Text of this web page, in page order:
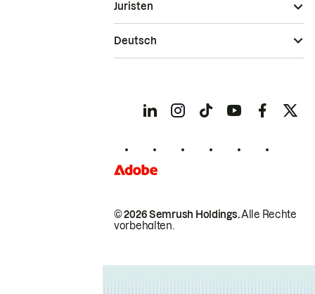
© 2026 Semrush Holdings.Alle Rechte
vorbehalten.
Juristen
Deutsch